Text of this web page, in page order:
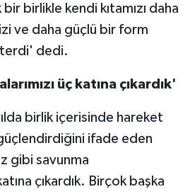
birlikle kendi kıtamızı daha
ve daha güçlü bir form
dedi.
üç katına çıkardık'
birlik içerisinde hareket
ifade eden
gibi savunma
çıkardık. Birçok başka